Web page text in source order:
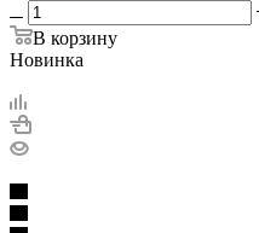
В корзину
Новинка